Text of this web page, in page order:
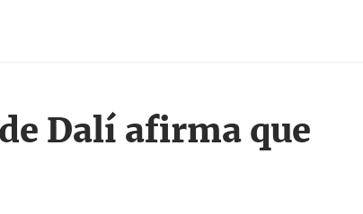
Dalí afirma que